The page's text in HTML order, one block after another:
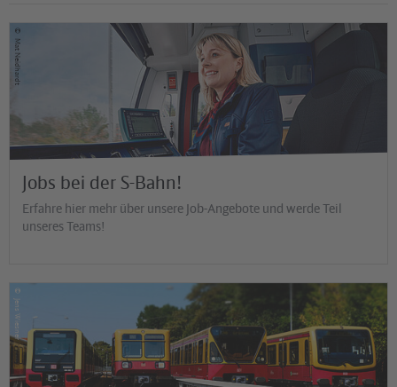
©
Mat Neidhardt
Jobs bei der S-Bahn!
Erfahre hier mehr über unsere Job-Angebote und werde Teil
unseres Teams!
©
Jens Wiesner